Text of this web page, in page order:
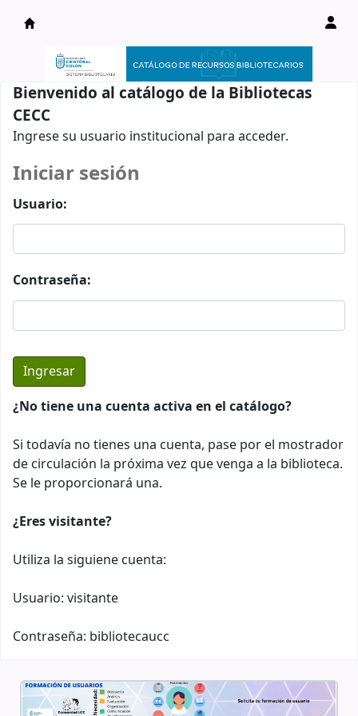
Catálogo en línea
Bienvenido al catálogo de la Bibliotecas
CECC
Ingrese su usuario institucional para acceder.
Iniciar sesión
Usuario:
Contraseña:
¿No tiene una cuenta activa en el catálogo?
Si todavía no tienes una cuenta, pase por el mostrador
de circulación la próxima vez que venga a la biblioteca.
Se le proporcionará una.
¿Eres visitante?
Utiliza la siguiene cuenta:
Usuario: visitante
Contraseña: bibliotecaucc